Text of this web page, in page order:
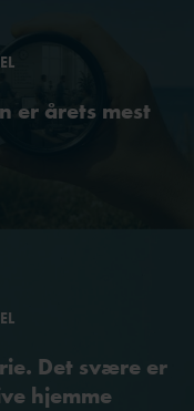
er årets mest
Det svære er
hjemme